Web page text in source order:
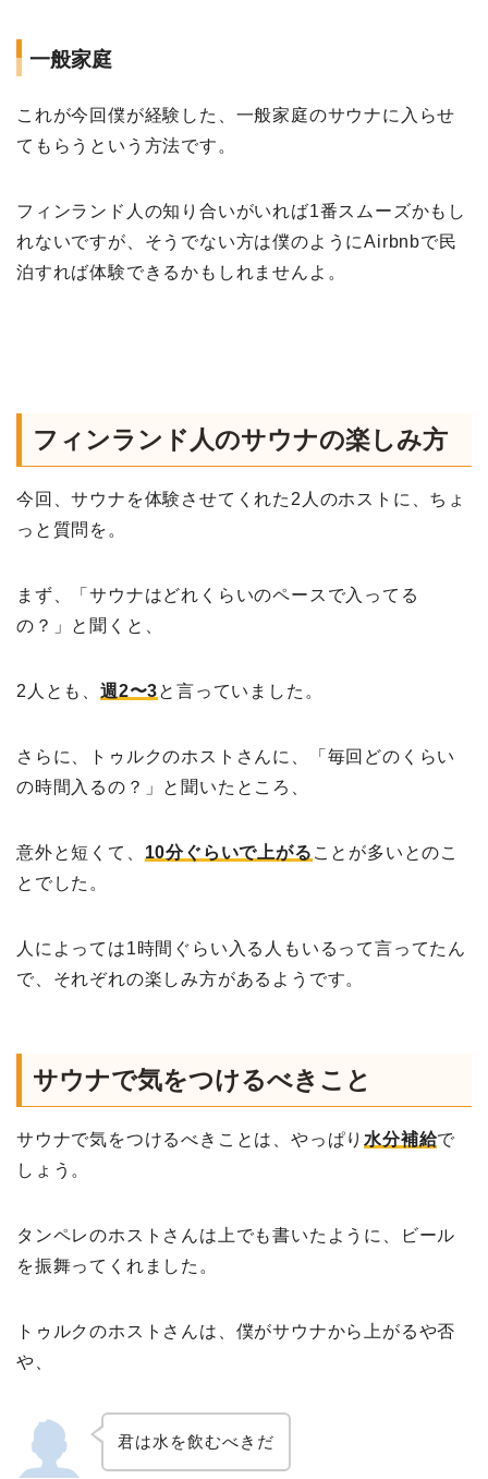
一般家庭
これが今回僕が経験した、一般家庭のサウナに入らせ
てもらうという方法です。
フィンランド人の知り合いがいれば1番スムーズかもし
れないですが、そうでない方は僕のようにAirbnbで民
泊すれば体験できるかもしれませんよ。
フィンランド人のサウナの楽しみ方
今回、サウナを体験させてくれた2人のホストに、ちょ
っと質問を。
まず、「サウナはどれくらいのペースで入ってる
の？」と聞くと、
2人とも、 週2〜3と言っていました。
さらに、トゥルクのホストさんに、「毎回どのくらい
の時間入るの？」と聞いたところ、
意外と短くて、 10分ぐらいで上がる ことが多いとのこ
とでした。
人によっては1時間ぐらい入る人もいるって言ってたん
で、それぞれの楽しみ方があるようです。
サウナで気をつけるべきこと
サウナで気をつけるべきことは、やっぱり 水分補給で
しょう。
タンペレのホストさんは上でも書いたように、ビール
を振舞ってくれました。
トゥルクのホストさんは、僕がサウナから上がるや否
や、
君は水を飲むべきだ